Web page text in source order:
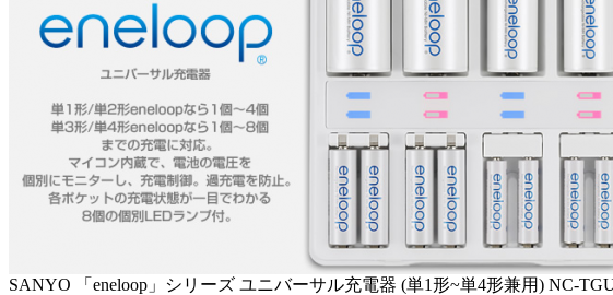
SANYO 「eneloop」シリーズ ユニバーサル充電器 (単1形~単4形兼用) NC-